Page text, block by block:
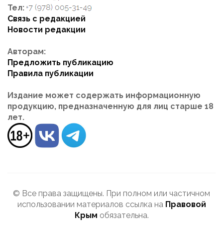
Тел:
Связь с редакцией
Новости редакции
Авторам:
Предложить публикацию
Правила публикации
Издание может содержать информационную
продукцию, предназначенную для лиц старше 18
лет.
© Все права защищены. При полном или частичном
использовании материалов ссылка на Правовой
Крым обязательна.